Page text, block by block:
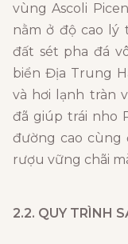
vùng Ascoli
nằm ở độ cao lý
đất sét pha đá
biển Địa Trung
và hơi lạnh tràn
đã giúp trái nho
đường cao cùng
rượu vững chãi